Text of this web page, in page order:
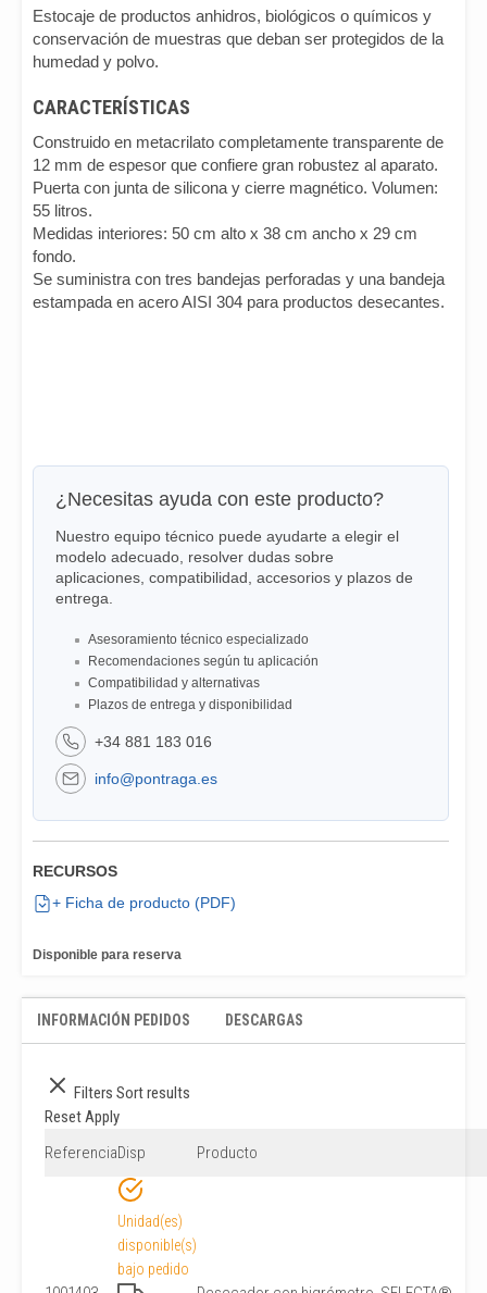
Estocaje de productos anhidros, biológicos o químicos y
conservación de muestras que deban ser protegidos de la
humedad y polvo.
CARACTERÍSTICAS
Construido en metacrilato completamente transparente de
12 mm de espesor que confiere gran robustez al aparato.
Puerta con junta de silicona y cierre magnético. Volumen:
55 litros.
Medidas interiores: 50 cm alto x 38 cm ancho x 29 cm
fondo.
Se suministra con tres bandejas perforadas y una bandeja
estampada en acero AISI 304 para productos desecantes.
¿Necesitas ayuda con este producto?
Nuestro equipo técnico puede ayudarte a elegir el
modelo adecuado, resolver dudas sobre
aplicaciones, compatibilidad, accesorios y plazos de
entrega.
Asesoramiento técnico especializado
Recomendaciones según tu aplicación
Compatibilidad y alternativas
Plazos de entrega y disponibilidad
+34 881 183 016
info@pontraga.es
RECURSOS
+ Ficha de producto (PDF)
Disponible para reserva
INFORMACIÓN PEDIDOS DESCARGAS
Filters Sort results
ResetApply
ReferenciaDisp Producto
Unidad(es)
disponible(s)
bajo pedido